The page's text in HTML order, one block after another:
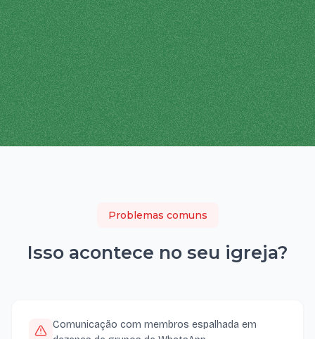
Problemas comuns
Isso acontece no seu igreja?
Comunicação com membros espalhada em